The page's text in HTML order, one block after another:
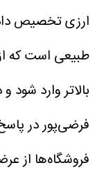
ارزی تخصیص
طبیعی است که
بالاتر وارد
فرضی‌پور در
فروشگاه‌ها از